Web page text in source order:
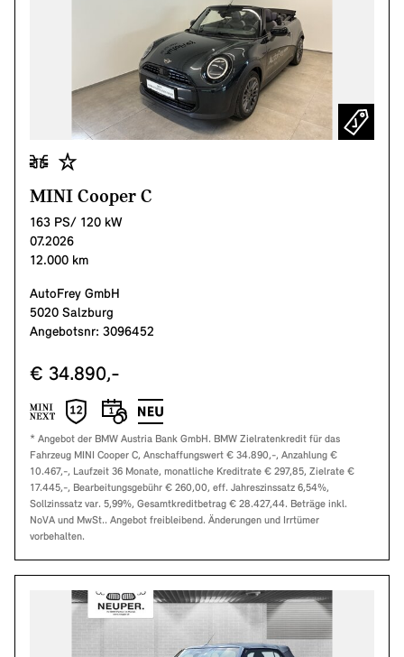
MINI Cooper C
163 PS/ 120 kW
07.2026
12.000 km
AutoFrey GmbH
5020 Salzburg
Angebotsnr: 3096452
€ 34.890,-
* Angebot der BMW Austria Bank GmbH. BMW Zielratenkredit für das
Fahrzeug MINI Cooper C, Anschaffungswert € 34.890,-, Anzahlung €
10.467,-, Laufzeit 36 Monate, monatliche Kreditrate € 297,85, Zielrate €
17.445,-, Bearbeitungsgebühr € 260,00, eff. Jahreszinssatz 6,54%,
Sollzinssatz var. 5,99%, Gesamtkreditbetrag € 28.427,44. Beträge inkl.
NoVA und MwSt.. Angebot freibleibend. Änderungen und Irrtümer
vorbehalten.